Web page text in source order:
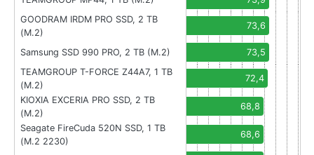
GOODRAM IRDM PRO SSD, 2 TB
(M.2)
73,6
Samsung SSD 990 PRO, 2 TB (M.2)
73,5
TEAMGROUP T-FORCE Z44A7, 1 TB
(M.2)
72,4
KIOXIA EXCERIA PRO SSD, 2 TB
(M.2)
68,8
Seagate FireCuda 520N SSD, 1 TB
(M.2 2230)
68,6